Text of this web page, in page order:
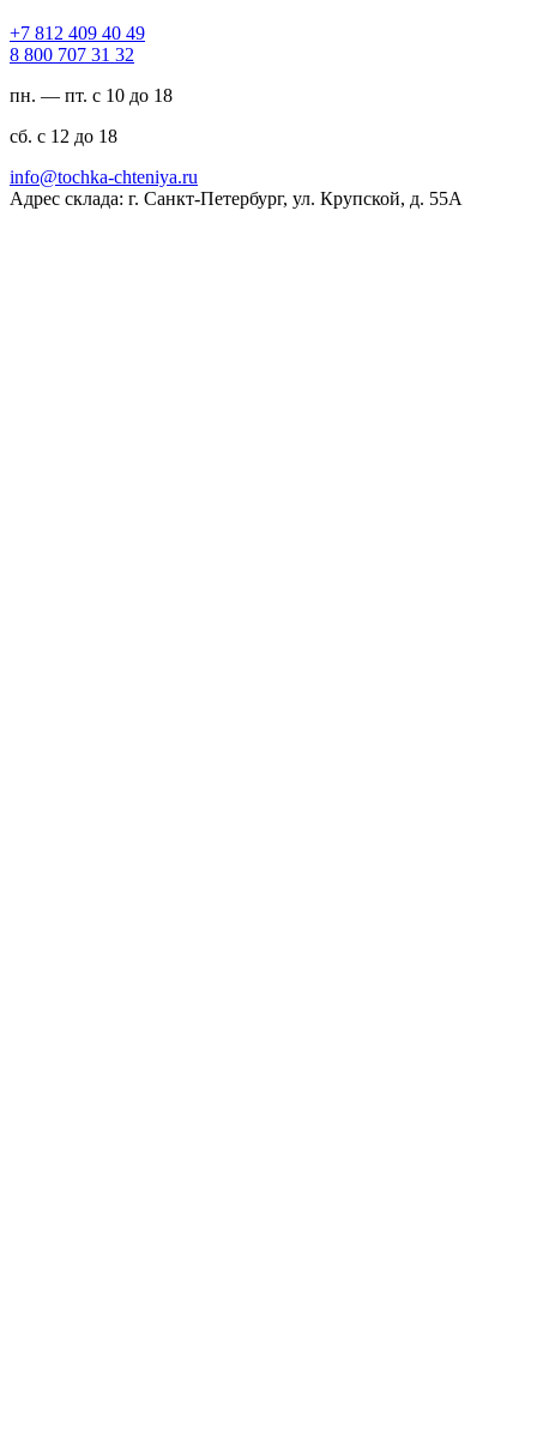
94 04 904 218 7+
23 13 707 008 8
пн. — пт. с 10 до 18
сб. с 12 до 18
ur.ayinethc-akhcot@ofni
Адрес склада: г. Санкт-Петербург, ул. Крупской, д. 55А